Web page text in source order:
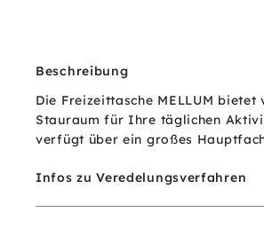
Beschreibung
Die Freizeittasche MELLUM bietet
Stauraum für Ihre täglichen
verfügt über ein großes
Infos zu Veredelungsverfahren